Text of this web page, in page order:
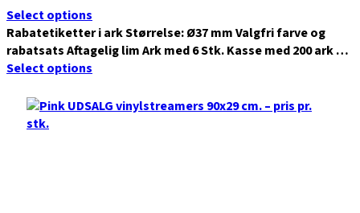
Select options
Rabatetiketter i ark Størrelse: Ø37 mm Valgfri farve og
rabatsats Aftagelig lim Ark med 6 Stk. Kasse med 200 ark …
Select options